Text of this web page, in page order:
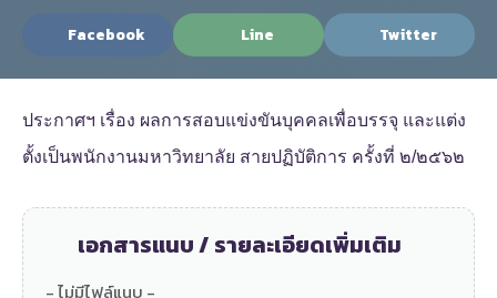
Facebook Line Twitter
ประกาศฯ เรื่อง ผลการสอบแข่งขันบุคคลเพื่อบรรจุ และแต่ง
ตั้งเป็นพนักงานมหาวิทยาลัย สายปฏิบัติการ ครั้งที่ ๒/๒๕๖๒
เอกสารแนบ / รายละเอียดเพิ่มเติม
- ไม่มีไฟล์แนบ -